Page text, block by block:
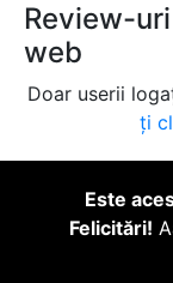
Review-
web
Doar userii
ți
Este
Felicitări!